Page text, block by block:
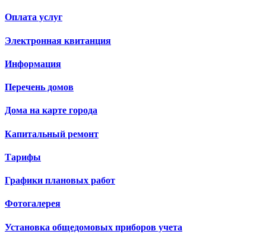
Оплата услуг
Электронная квитанция
Информация
Перечень домов
Дома на карте города
Капитальный ремонт
Тарифы
Графики плановых работ
Фотогалерея
Установка общедомовых приборов учета